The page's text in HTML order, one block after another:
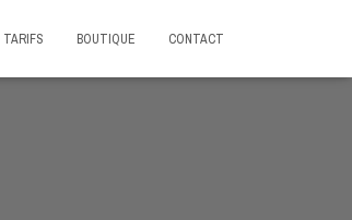
TARIFS BOUTIQUE CONTACT